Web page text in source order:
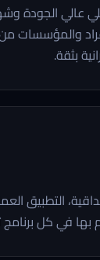
عالي الجودة
والمؤسسات
بثقة.
التطبيق
بها في كل برنامج